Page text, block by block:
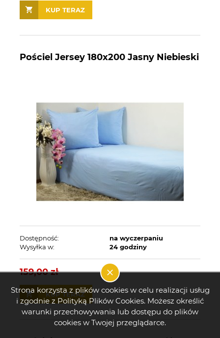
Strona korzysta z plików cookies w celu realizacji usług
i zgodnie z Polityką Plików Cookies. Możesz określić
warunki przechowywania lub dostępu do plików
cookies w Twojej przeglądarce.
KUP TERAZ
Pościel Jersey 180x200 Jasny Niebieski
Dostępność:
na wyczerpaniu
Wysyłka w:
24 godziny
159,00 zł
KUP TERAZ